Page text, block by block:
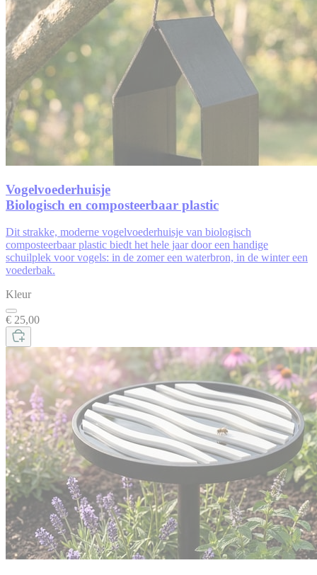
Vogelvoederhuisje
Biologisch en composteerbaar plastic
Dit strakke, moderne vogelvoederhuisje van biologisch
composteerbaar plastic biedt het hele jaar door een handige
schuilplek voor vogels: in de zomer een waterbron, in de winter een
voederbak.
Kleur
€ 25,00